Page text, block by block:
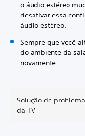
o áudio estéreo
desativar essa
áudio estéreo.
Sempre que você
do ambiente da
novamente.
Solução de
da TV